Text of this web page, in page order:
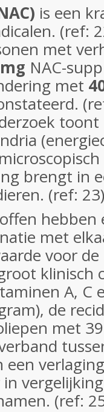
is een
(ref:
met
NAC-
met
toont
brengt in
(ref: 23)
met
voor
klinisch
A, C
de
met
(ref: